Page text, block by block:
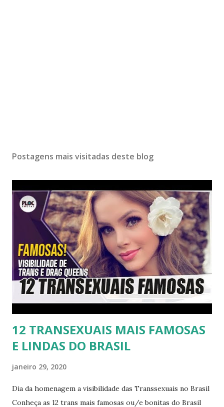
Postagens mais visitadas deste blog
12 TRANSEXUAIS MAIS FAMOSAS
E LINDAS DO BRASIL
janeiro 29, 2020
Dia da homenagem a visibilidade das Transsexuais no Brasil
Conheça as 12 trans mais famosas ou/e bonitas do Brasil